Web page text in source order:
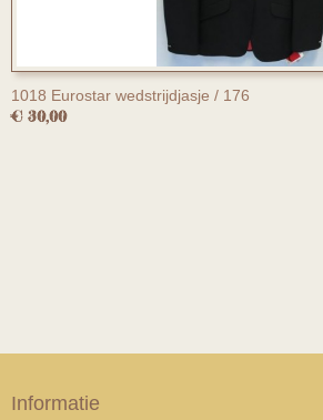
1018 Eurostar wedstrijdjasje / 176
€ 30,00
Informatie